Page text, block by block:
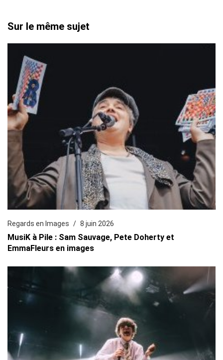
Sur le même sujet
Regards en Images 8 juin 2026
MusiK à Pile : Sam Sauvage, Pete Doherty et
EmmaFleurs en images